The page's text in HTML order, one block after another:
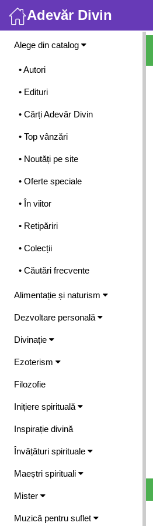
Adevăr Divin
Meniu
Alege din catalog
• Autori
• Edituri
• Cărți Adevăr Divin
• Top vânzări
• Noutăți pe site
• Oferte speciale
• În viitor
• Retipăriri
• Colecții
• Căutări frecvente
Alimentație și naturism
Dezvoltare personală
Divinație
Ezoterism
Filozofie
Inițiere spirituală
Inspirație divină
Învățături spirituale
Maeștri spirituali
Mister
Muzică pentru suflet